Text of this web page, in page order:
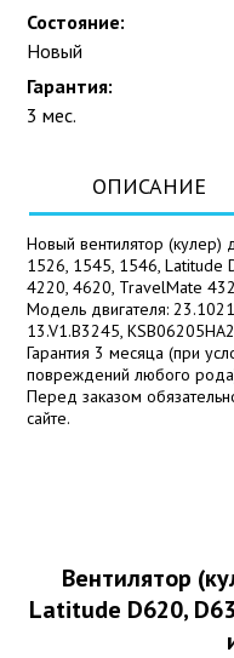
Состояние:
Новый
Гарантия:
3 мес.
ОПИСАНИЕ
Новый вентилятор (кулер)
1526, 1545, 1546, Latitude
4220, 4620, TravelMate
Модель двигателя:
13.V1.B3245,
Гарантия 3 месяца (при
повреждений любого
Перед заказом
сайте.
Вентилятор
Latitude D620,